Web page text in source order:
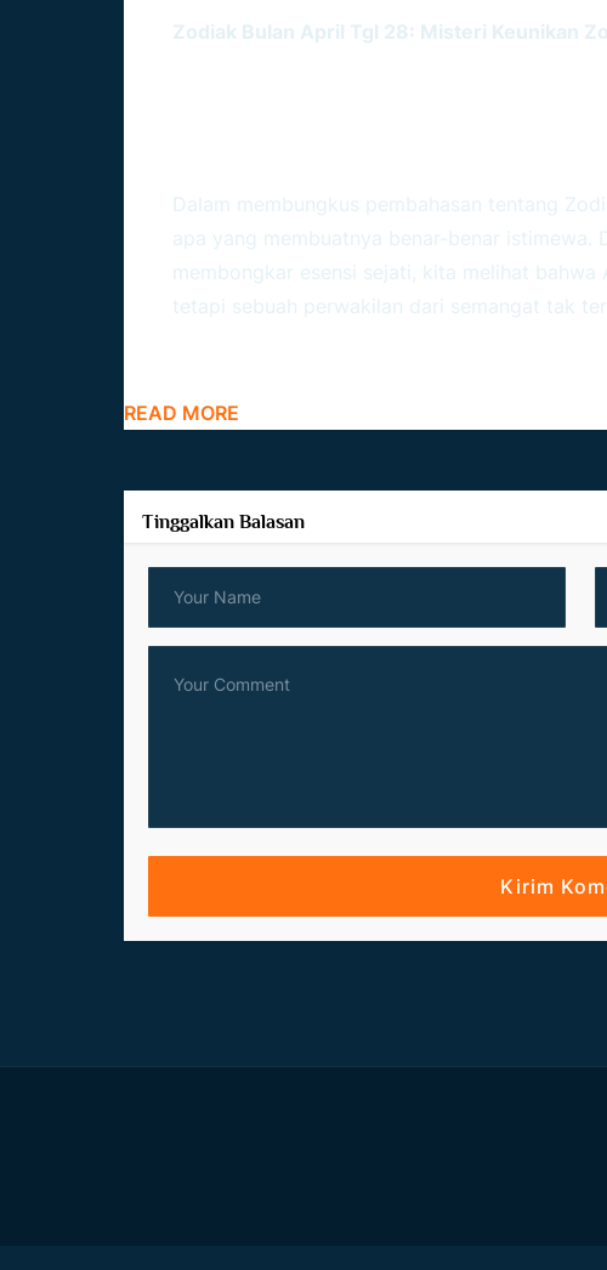
Zodiak Bulan April Tgl 28: Misteri Keunikan
Dalam membungkus pembahasan tentang
apa yang membuatnya benar-benar istimewa.
membongkar esensi sejati, kita melihat
tetapi sebuah perwakilan dari semangat tak
READ MORE
Tinggalkan Balasan